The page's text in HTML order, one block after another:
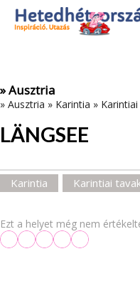
Az oldal sütiket (cookies)
Adatvédelmi tájékoztató
» Ausztria
» Ausztria » Karintia »
LÄNGSEE
Karintia Karintiai
Ezt a helyet még nem